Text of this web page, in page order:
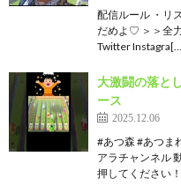
配信ルール ・リ
だめよ♡ ＞＞全
Twitter
大激闘の落と
ース
2025.12.06
#あつ森 #あつま
アラチャンネル
押してください